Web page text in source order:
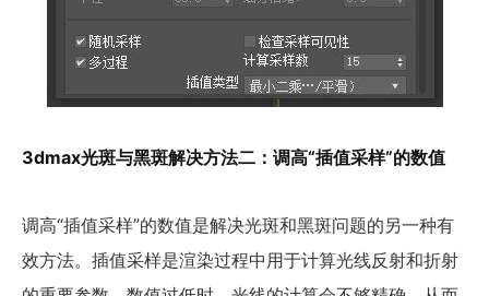
3dmax光斑与黑斑解决方法二：调高“插值采样”的数值
调高“插值采样”的数值是解决光斑和黑斑问题的另一种有
效方法。插值采样是渲染过程中用于计算光线反射和折射